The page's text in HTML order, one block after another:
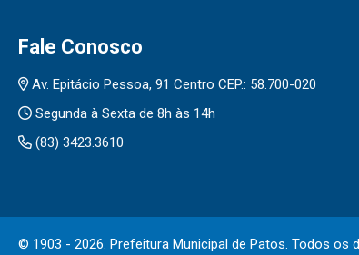
Fale Conosco
Av. Epitácio Pessoa, 91 Centro CEP.: 58.700-020
Segunda à Sexta de 8h às 14h
(83) 3423.3610
© 1903 - 2026. Prefeitura Municipal de Patos. Todos os